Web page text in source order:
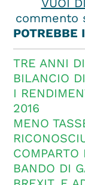
VUOI
commento
POTREBBE
TRE ANNI
BILANCIO
I
2016
MENO
BANDO DI